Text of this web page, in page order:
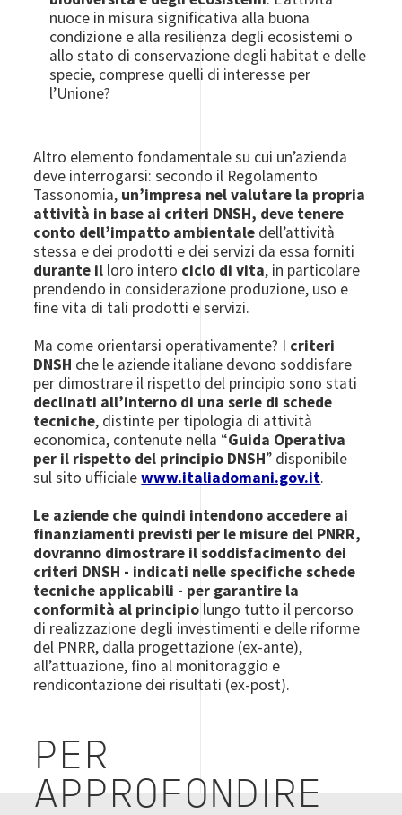
nuoce in misura significativa alla buona
condizione e alla resilienza degli ecosistemi o
allo stato di conservazione degli habitat e delle
specie, comprese quelli di interesse per
l’Unione?
Altro elemento fondamentale su cui un’azienda
deve interrogarsi: secondo il Regolamento
Tassonomia, un’impresa nel valutare la propria
attività in base ai criteri DNSH, deve tenere
conto dell’impatto ambientale dell’attività
stessa e dei prodotti e dei servizi da essa forniti
durante il loro intero ciclo di vita, in particolare
prendendo in considerazione produzione, uso e
fine vita di tali prodotti e servizi.
Ma come orientarsi operativamente? I criteri
DNSH che le aziende italiane devono soddisfare
per dimostrare il rispetto del principio sono stati
declinati all’interno di una serie di schede
tecniche, distinte per tipologia di attività
economica, contenute nella “Guida Operativa
per il rispetto del principio DNSH” disponibile
sul sito ufficialewww.italiadomani.gov.it.
Le aziende che quindi intendono accedere ai
finanziamenti previsti per le misure del PNRR,
dovranno dimostrare il soddisfacimento dei
criteri DNSH - indicati nelle specifiche schede
tecniche applicabili - per garantire la
conformità al principio lungo tutto il percorso
di realizzazione degli investimenti e delle riforme
del PNRR, dalla progettazione (ex-ante),
all’attuazione, fino al monitoraggio e
rendicontazione dei risultati (ex-post).
PER
APPROFONDIRE